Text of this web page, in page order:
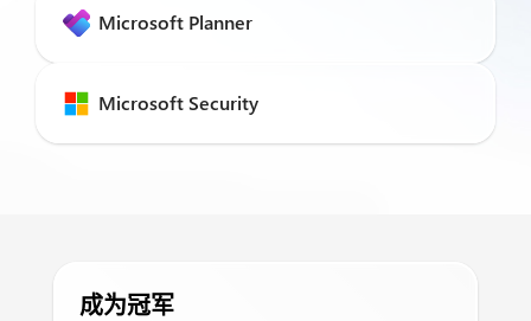
Microsoft Planner
Microsoft Security
成为冠军